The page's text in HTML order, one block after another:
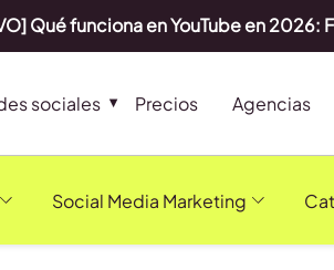
Qué funciona en YouTube en
sociales Precios Agencias
Social Media Marketing